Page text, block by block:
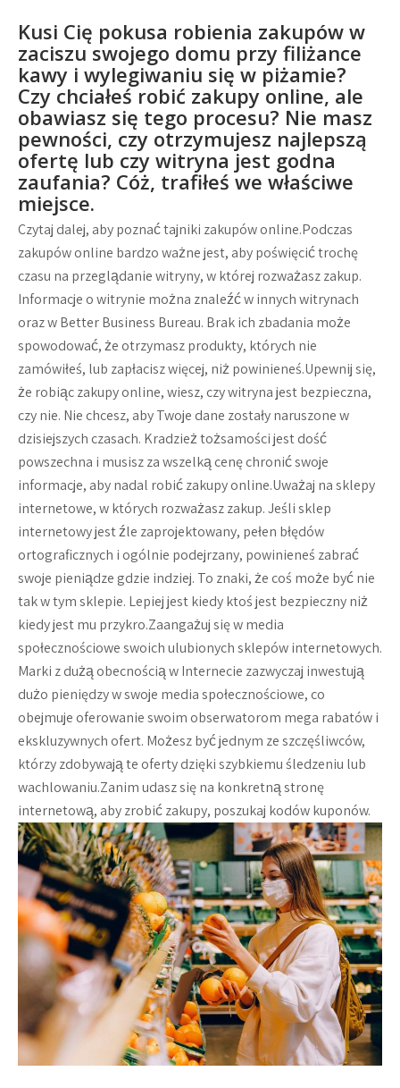
Kusi Cię pokusa robienia zakupów w
zaciszu swojego domu przy filiżance
kawy i wylegiwaniu się w piżamie?
Czy chciałeś robić zakupy online, ale
obawiasz się tego procesu? Nie masz
pewności, czy otrzymujesz najlepszą
ofertę lub czy witryna jest godna
zaufania? Cóż, trafiłeś we właściwe
miejsce.
Czytaj dalej, aby poznać tajniki zakupów online.Podczas
zakupów online bardzo ważne jest, aby poświęcić trochę
czasu na przeglądanie witryny, w której rozważasz zakup.
Informacje o witrynie można znaleźć w innych witrynach
oraz w Better Business Bureau. Brak ich zbadania może
spowodować, że otrzymasz produkty, których nie
zamówiłeś, lub zapłacisz więcej, niż powinieneś.Upewnij się,
że robiąc zakupy online, wiesz, czy witryna jest bezpieczna,
czy nie. Nie chcesz, aby Twoje dane zostały naruszone w
dzisiejszych czasach. Kradzież tożsamości jest dość
powszechna i musisz za wszelką cenę chronić swoje
informacje, aby nadal robić zakupy online.Uważaj na sklepy
internetowe, w których rozważasz zakup. Jeśli sklep
internetowy jest źle zaprojektowany, pełen błędów
ortograficznych i ogólnie podejrzany, powinieneś zabrać
swoje pieniądze gdzie indziej. To znaki, że coś może być nie
tak w tym sklepie. Lepiej jest kiedy ktoś jest bezpieczny niż
kiedy jest mu przykro.Zaangażuj się w media
społecznościowe swoich ulubionych sklepów internetowych.
Marki z dużą obecnością w Internecie zazwyczaj inwestują
dużo pieniędzy w swoje media społecznościowe, co
obejmuje oferowanie swoim obserwatorom mega rabatów i
ekskluzywnych ofert. Możesz być jednym ze szczęśliwców,
którzy zdobywają te oferty dzięki szybkiemu śledzeniu lub
wachlowaniu.Zanim udasz się na konkretną stronę
internetową, aby zrobić zakupy, poszukaj kodów kuponów.